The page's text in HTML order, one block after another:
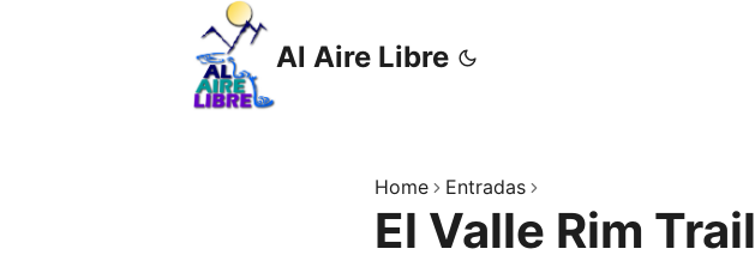
Al Aire Libre
Home Entradas
El Valle Rim Trail